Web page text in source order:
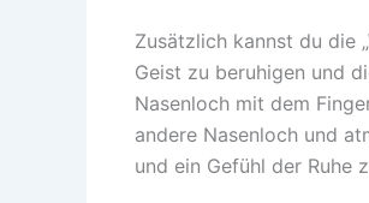
Zusätzlich kannst du die
Geist zu beruhigen und
Nasenloch mit dem
andere Nasenloch und
und ein Gefühl der Ruhe